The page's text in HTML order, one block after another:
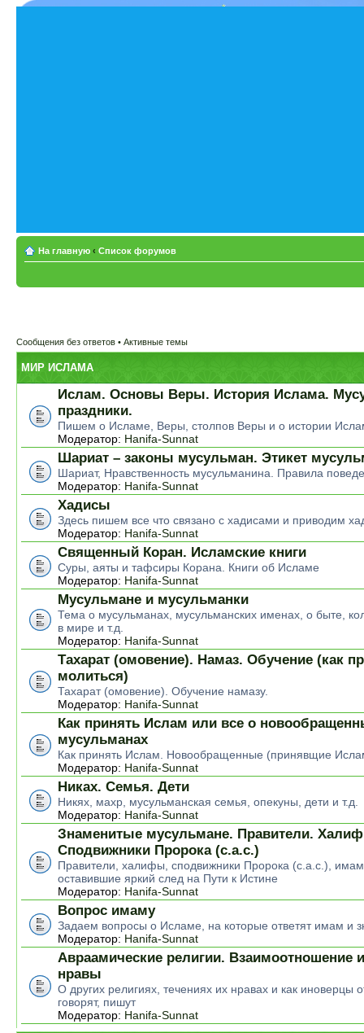
На главную ‹ Список форумов
Сообщения без ответов • Активные темы
МИР ИСЛАМА
Ислам. Основы Веры. История Ислама.
праздники.
Пишем о Исламе, Веры, столпов Веры и о истории
Модератор: Hanifa-Sunnat
Шариат – законы мусульман. Этикет
Шариат, Нравственность мусульманина. Правила
Модератор: Hanifa-Sunnat
Хадисы
Здесь пишем все что связано с хадисами и приводим
Модератор: Hanifa-Sunnat
Священный Коран. Исламские книги
Суры, аяты и тафсиры Корана. Книги об Исламе
Модератор: Hanifa-Sunnat
Мусульмане и мусульманки
Тема о мусульманах, мусульманских именах, о быте,
в мире и т.д.
Модератор: Hanifa-Sunnat
Тахарат (омовение). Намаз. Обучение (как
молиться)
Тахарат (омовение). Обучение намазу.
Модератор: Hanifa-Sunnat
Как принять Ислам или все о
мусульманах
Как принять Ислам. Новообращенные (принявщие
Модератор: Hanifa-Sunnat
Никах. Семья. Дети
Никях, махр, мусульманская семья, опекуны, дети и т.д.
Модератор: Hanifa-Sunnat
Знаменитые мусульмане. Правители.
Сподвижники Пророка (с.а.с.)
Правители, халифы, сподвижники Пророка (с.а.с.),
оставившие яркий след на Пути к Истине
Модератор: Hanifa-Sunnat
Вопрос имаму
Задаем вопросы о Исламе, на которые ответят имам и
Модератор: Hanifa-Sunnat
Авраамические религии. Взаимоотношение
нравы
О других религиях, течениях их нравах и как иноверцы
говорят, пишут
Модератор: Hanifa-Sunnat